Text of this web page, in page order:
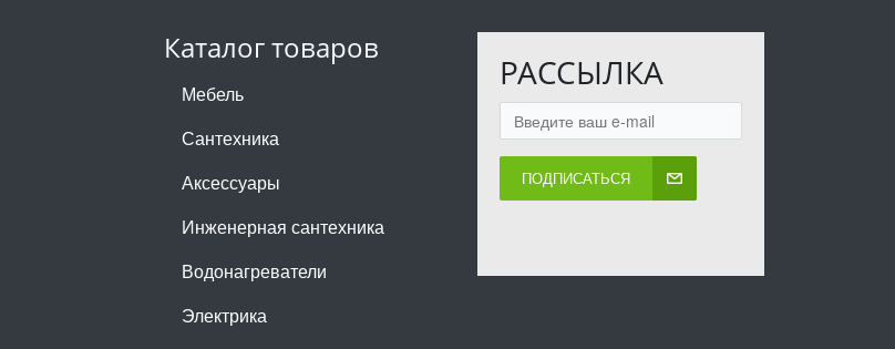
Каталог товаров
Мебель
Сантехника
Аксессуары
Инженерная сантехника
Водонагреватели
Электрика
РАССЫЛКА
ПОДПИСАТЬСЯ